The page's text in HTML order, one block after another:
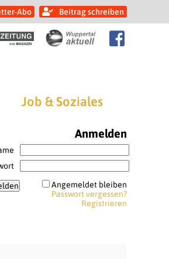
Abo Beitrag schreiben
Job & Soziales
Anmelden
Angemeldet bleiben
Passwort vergessen?
Registrieren